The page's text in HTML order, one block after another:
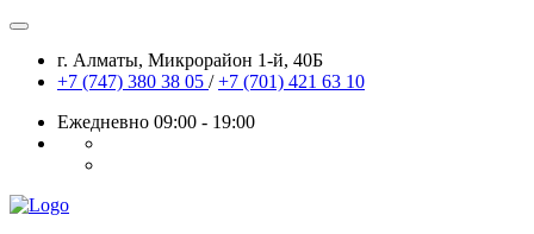
г. Алматы, Микрорайон 1-й, 40Б
+7 (747) 380 38 05 /+7 (701) 421 63 10
Ежедневно 09:00 - 19:00